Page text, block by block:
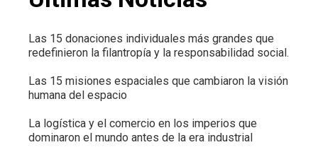
Las 15 donaciones individuales más grandes que
redefinieron la filantropía y la responsabilidad social.
Las 15 misiones espaciales que cambiaron la visión
humana del espacio
La logística y el comercio en los imperios que
dominaron el mundo antes de la era industrial